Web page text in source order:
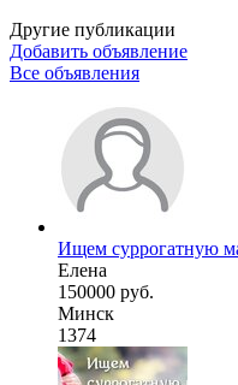
Другие публикации
Добавить объявление
Все объявления
Ищем суррогатную
Елена
150000 руб.
Минск
1374